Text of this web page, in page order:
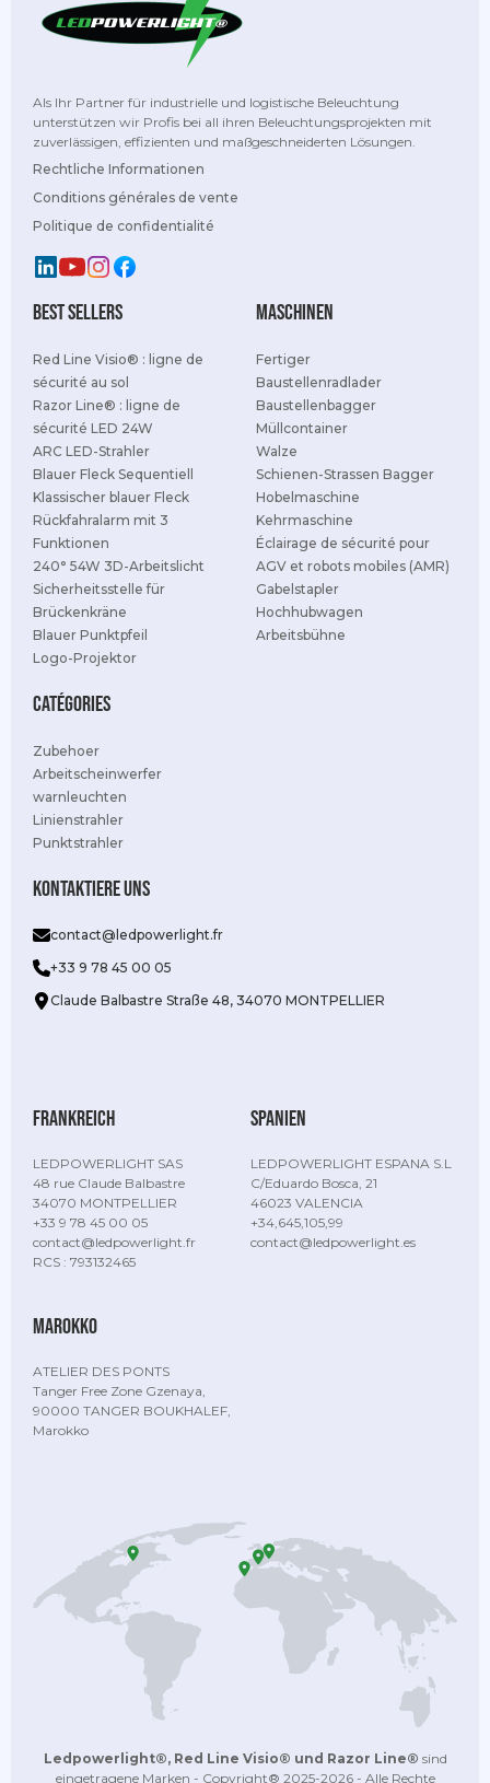
Als Ihr Partner für industrielle und logistische Beleuchtung
unterstützen wir Profis bei all ihren Beleuchtungsprojekten mit
zuverlässigen, effizienten und maßgeschneiderten Lösungen.
Rechtliche Informationen
Conditions générales de vente
Politique de confidentialité
best sellers
Red Line Visio® : ligne de
sécurité au sol
Razor Line® : ligne de
sécurité LED 24W
ARC LED-Strahler
Blauer Fleck Sequentiell
Klassischer blauer Fleck
Rückfahralarm mit 3
Funktionen
240° 54W 3D-Arbeitslicht
Sicherheitsstelle für
Brückenkräne
Blauer Punktpfeil
Logo-Projektor
Catégories
Zubehoer
Arbeitscheinwerfer
warnleuchten
Linienstrahler
Punktstrahler
Maschinen
Fertiger
Baustellenradlader
Baustellenbagger
Müllcontainer
Walze
Schienen-Strassen Bagger
Hobelmaschine
Kehrmaschine
Éclairage de sécurité pour
AGV et robots mobiles (AMR)
Gabelstapler
Hochhubwagen
Arbeitsbühne
Kontaktiere uns
contact@ledpowerlight.fr
+33 9 78 45 00 05
Claude Balbastre Straße 48, 34070 MONTPELLIER
Frankreich
LEDPOWERLIGHT SAS
48 rue Claude Balbastre
34070 MONTPELLIER
+33 9 78 45 00 05
contact@ledpowerlight.fr
RCS : 793132465
Spanien
LEDPOWERLIGHT ESPANA S.L
C/Eduardo Bosca, 21
46023 VALENCIA
+34,645,105,99
contact@ledpowerlight.es
Marokko
ATELIER DES PONTS
Tanger Free Zone Gzenaya,
90000 TANGER BOUKHALEF,
Marokko
Ledpowerlight®, Red Line Visio® und Razor Line® sind
eingetragene Marken - Copyright® 2025-2026 - Alle Rechte